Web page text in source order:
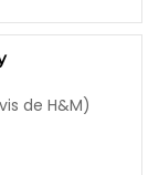
de H&M)